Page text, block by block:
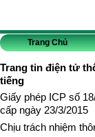
Trang Chủ
Trang tin điện tử
tiếng
Giấy phép ICP số
cấp ngày 23/3/2015
Chịu trách nhiệm